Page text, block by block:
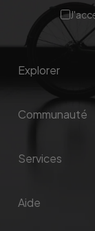
Explorer
Communauté
Services
Aide